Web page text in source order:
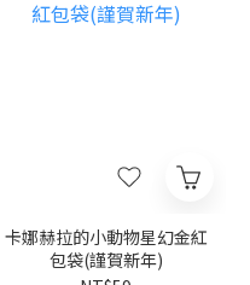
卡娜赫拉的小動物星幻金紅
包袋(謹賀新年)